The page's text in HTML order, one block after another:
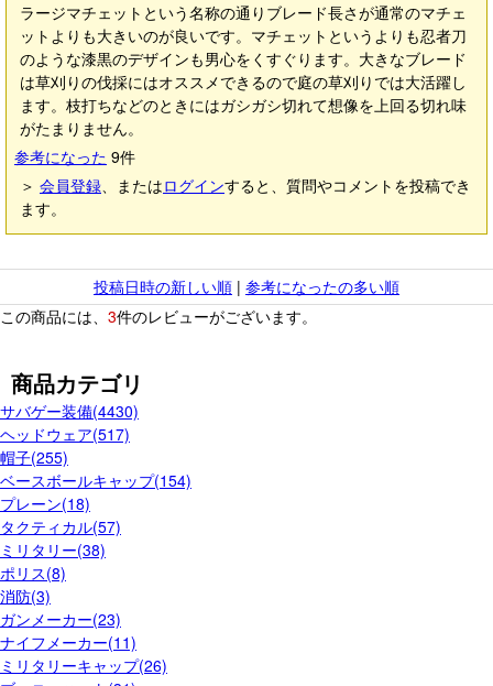
ラージマチェットという名称の通りブレード長さが通常のマチェ
ットよりも大きいのが良いです。マチェットというよりも忍者刀
のような漆黒のデザインも男心をくすぐります。大きなブレード
は草刈りの伐採にはオススメできるので庭の草刈りでは大活躍し
ます。枝打ちなどのときにはガシガシ切れて想像を上回る切れ味
がたまりません。
参考になった 9件
＞ 会員登録、またはログインすると、質問やコメントを投稿でき
ます。
投稿日時の新しい順 | 参考になったの多い順
この商品には、 3件のレビューがございます。
商品カテゴリ
サバゲー装備(4430)
ヘッドウェア(517)
帽子(255)
ベースボールキャップ(154)
プレーン(18)
タクティカル(57)
ミリタリー(38)
ポリス(8)
消防(3)
ガンメーカー(23)
ナイフメーカー(11)
ミリタリーキャップ(26)